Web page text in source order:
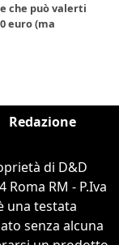
che può valerti
euro (ma
Redazione
di D&D
Roma RM - P.Iva
una testata
senza alcuna